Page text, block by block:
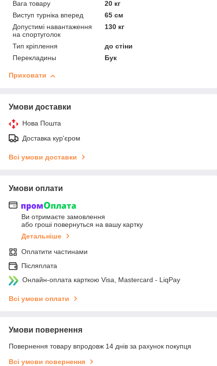
Вага товару
20 кг
Виступ турніка вперед
65 см
Допустимі навантаження
на спортуголок
130 кг
Тип кріплення
до стіни
Перекладины
Бук
Приховати
Умови доставки
Нова Пошта
Доставка кур'єром
Всі умови доставки
Умови оплати
Ви отримаєте замовлення
або гроші повернуться на вашу картку
Детальніше
Оплатити частинами
Післяплата
Онлайн-оплата карткою Visa, Mastercard - LiqPay
Всі умови оплати
Умови повернення
Повернення товару впродовж 14 днів за рахунок покупця
Всі умови повернення